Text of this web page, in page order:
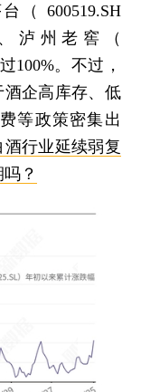
（ 600519.SH
泸州老窖（
100%。不过，
企高库存、低
等政策密集出
酒行业延续弱复
？